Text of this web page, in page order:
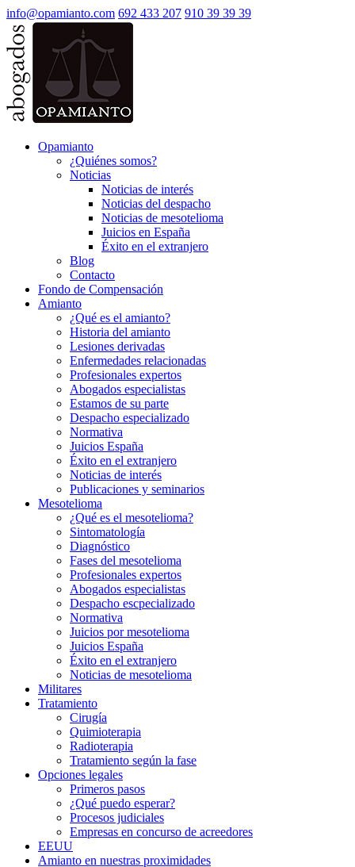
info@opamianto.com 692 433 207 910 39 39 39
Opamianto
¿Quiénes somos?
Noticias
Noticias de interés
Noticias del despacho
Noticias de mesotelioma
Juicios en España
Éxito en el extranjero
Blog
Contacto
Fondo de Compensación
Amianto
¿Qué es el amianto?
Historia del amianto
Lesiones derivadas
Enfermedades relacionadas
Profesionales expertos
Abogados especialistas
Estamos de su parte
Despacho especializado
Normativa
Juicios España
Éxito en el extranjero
Noticias de interés
Publicaciones y seminarios
Mesotelioma
¿Qué es el mesotelioma?
Sintomatología
Diagnóstico
Fases del mesotelioma
Profesionales expertos
Abogados especialistas
Despacho escpecializado
Normativa
Juicios por mesotelioma
Juicios España
Éxito en el extranjero
Noticias de mesotelioma
Militares
Tratamiento
Cirugía
Quimioterapia
Radioterapia
Tratamiento según la fase
Opciones legales
Primeros pasos
¿Qué puedo esperar?
Procesos judiciales
Empresas en concurso de acreedores
EEUU
Amianto en nuestras proximidades